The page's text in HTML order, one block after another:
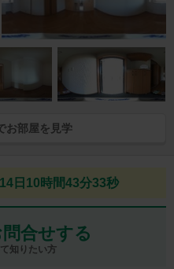
お部屋を見学
日10時間43分32秒
合せする
知りたい方